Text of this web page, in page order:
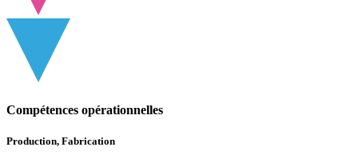
Compétences opérationnelles
Production, Fabrication